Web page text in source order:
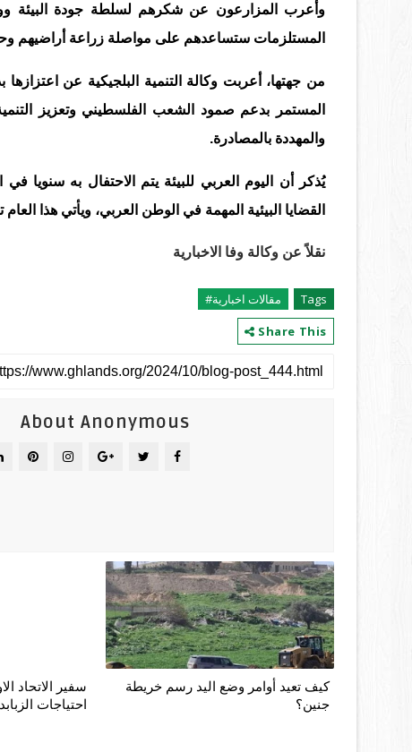
وأعرب المزارعون عن شكرهم لسلطة جودة البيئة
المستلزمات ستساعدهم على مواصلة زراعة أراضيهم
من جهتها، أعربت وكالة التنمية البلجيكية عن
المستمر بدعم صمود الشعب الفلسطيني وتعزيز
والمهددة بالمصادرة.
يُذكر أن اليوم العربي للبيئة يتم الاحتفال به
القضايا البيئية المهمة في الوطن العربي، ويأتي هذا
نقلاً عن وكالة وفا الاخبارية
Tags
مقالات اخبارية#
Share This
About Anonymous
سفير الاتحاد
احتياجات
كيف تعيد أوامر وضع اليد رسم خريطة
جنين؟